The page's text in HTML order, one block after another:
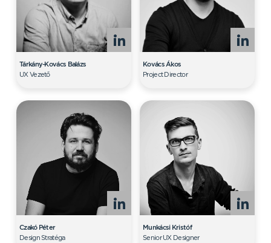
Tárkány-Kovács Balázs
UX Vezető
Kovács Ákos
Project Director
Czakó Péter
Design Stratéga
Munkácsi Kristóf
Senior UX Designer